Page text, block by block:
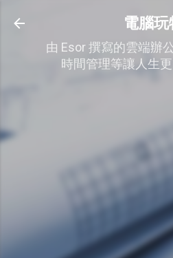
跳到主要
電腦玩
由 Esor 撰寫的雲端辦
時間管理等讓人生